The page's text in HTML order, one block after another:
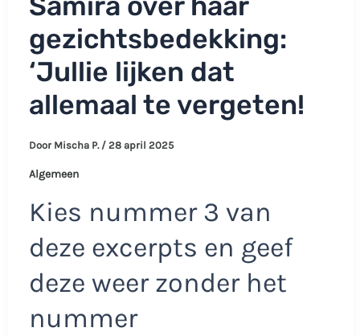
gezichtsbedekking:
‘Jullie lijken dat
allemaal te vergeten!
Door Mischa P. / 28 april 2025
Algemeen
Kies nummer 3 van
deze excerpts en geef
deze weer zonder het
nummer